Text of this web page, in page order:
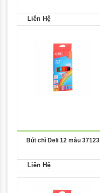
Liên Hệ
Bút chì Deli 12 màu 37123
Liên Hệ